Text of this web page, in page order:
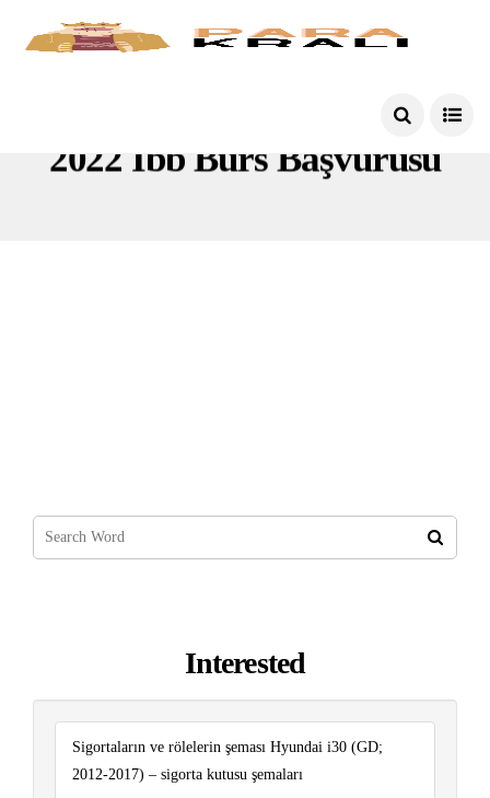
2022 Ibb Burs Başvurusu
Interested
Sigortaların ve rölelerin şeması Hyundai i30 (GD;
2012-2017) – sigorta kutusu şemaları